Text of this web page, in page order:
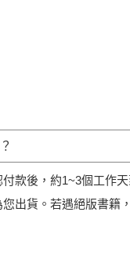
款後，約1~3個工作
出貨。若遇絕版書籍